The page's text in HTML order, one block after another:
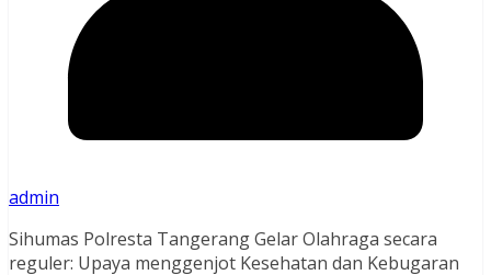
admin
Sihumas Polresta Tangerang Gelar Olahraga secara
reguler: Upaya menggenjot Kesehatan dan Kebugaran